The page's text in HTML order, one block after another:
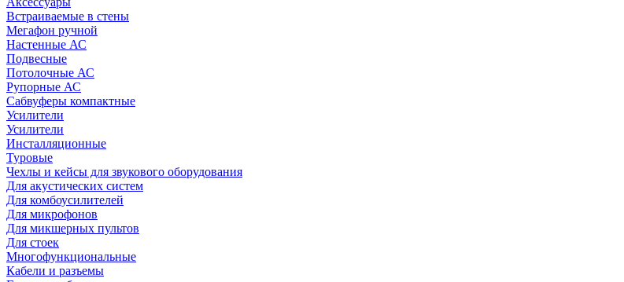
Встраиваемые в стены
Мегафон ручной
Настенные АС
Подвесные
Потолочные АС
Рупорные АС
Сабвуферы компактные
Усилители
Усилители
Инсталляционные
Туровые
Чехлы и кейсы для звукового оборудования
Для акустических систем
Для комбоусилителей
Для микрофонов
Для микшерных пультов
Для стоек
Многофункциональные
Кабели и разъемы